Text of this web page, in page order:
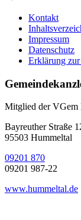
Kontakt
Impressum
Datenschutz
Erklärung
Mitglied der VGem
Bayreuther Straße
95503 Hummeltal
09201 870
09201 987-22
www.hummeltal.de